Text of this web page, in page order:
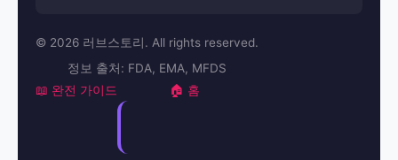
© 2026 러브스토리. All rights reserved.
정보 출처: FDA, EMA, MFDS
📖 완전 가이드 🏠 홈